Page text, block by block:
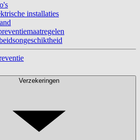
installaties
Verzekeringen